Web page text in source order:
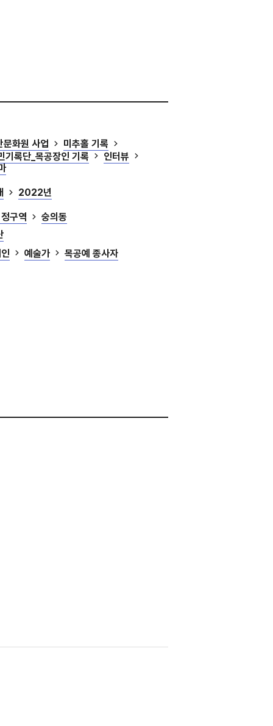
문화원 사업
미추홀 기록
록단_목공장인 기록
인터뷰
2022년
구역
숭의동
예술가 목공예 종사자